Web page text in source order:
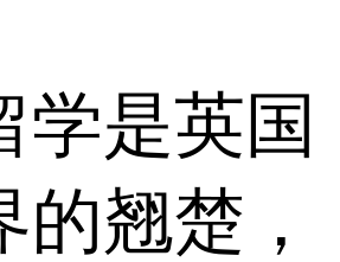
学是英国
的翘楚，